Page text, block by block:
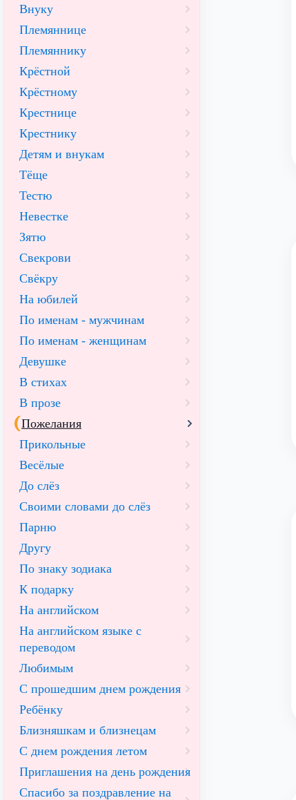
Внуку
Племяннице
Племяннику
Крёстной
Крёстному
Крестнице
Крестнику
Детям и внукам
Тёще
Тестю
Невестке
Зятю
Свекрови
Свёкру
На юбилей
По именам - мужчинам
По именам - женщинам
Девушке
В стихах
В прозе
Пожелания
Прикольные
Весёлые
До слёз
Своими словами до слёз
Парню
Другу
По знаку зодиака
К подарку
На английском
На английском языке с
переводом
Любимым
С прошедшим днем рождения
Ребёнку
Близняшкам и близнецам
С днем рождения летом
Приглашения на день рождения
Спасибо за поздравление на